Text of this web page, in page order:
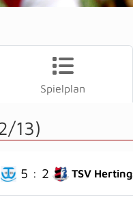
Spielplan
13)
5 : 2 TSV